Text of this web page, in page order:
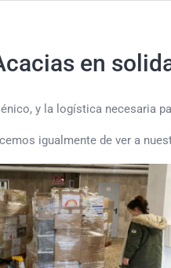
en
y la logística necesaria
igualmente de ver a